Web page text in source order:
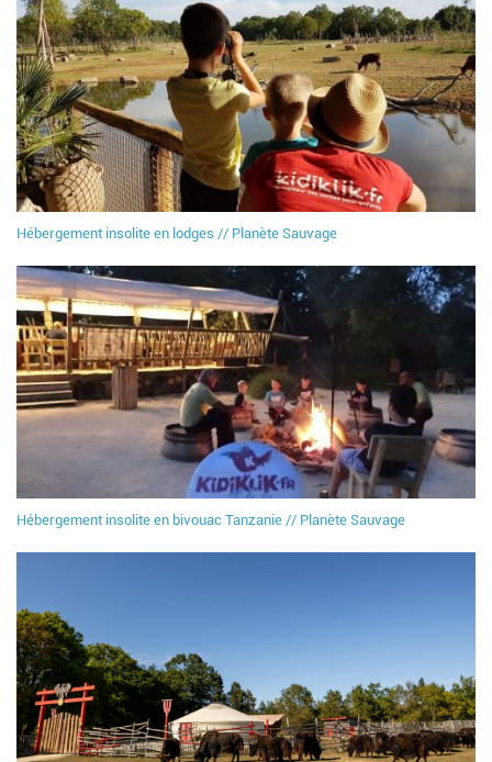
Hébergement insolite en lodges // Planète Sauvage
Hébergement insolite en bivouac Tanzanie // Planète Sauvage